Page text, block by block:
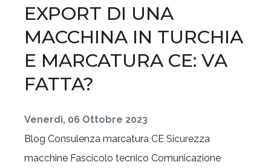
EXPORT DI UNA
MACCHINA IN TURCHIA
E MARCATURA CE: VA
FATTA?
Venerdì, 06 Ottobre 2023
Blog Consulenza marcatura CE Sicurezza
macchine Fascicolo tecnico Comunicazione